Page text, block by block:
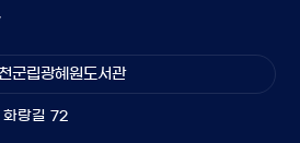
군립광혜원도서관
화랑길 72